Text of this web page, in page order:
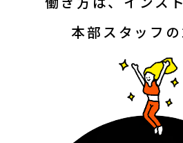
本部スタッフの